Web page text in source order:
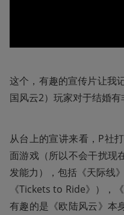
这个，有趣的宣传片让我
国风云2）玩家对于结婚有
从台上的宣讲来看，P社
面游戏（所以不会干扰现
发能力），包括《天际线
《Tickets to Ride》），
有趣的是《欧陆风云》本